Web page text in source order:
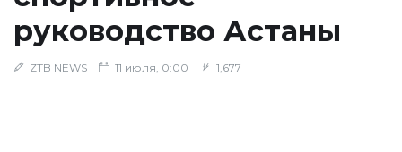
руководство Астаны
ZTB NEWS 11 июля, 0:00 1,677